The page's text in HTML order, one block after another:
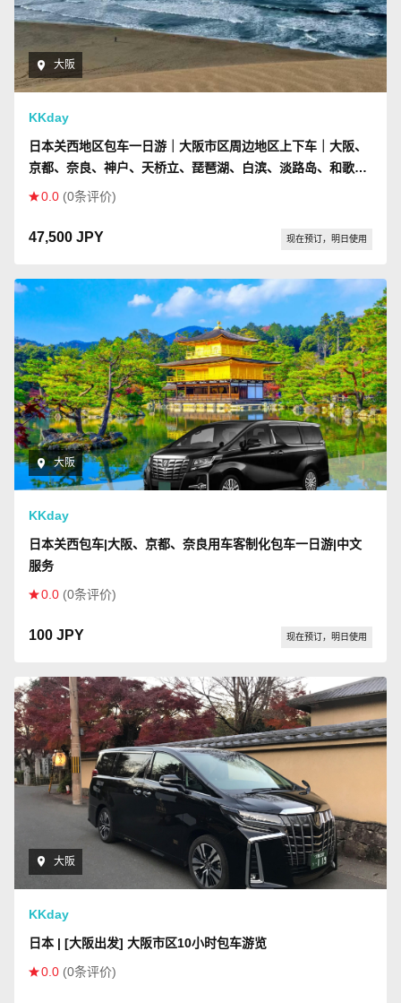
大阪
KKday
日本关西地区包车一日游｜大阪市区周边地区上下车｜大阪、
京都、奈良、神户、天桥立、琵琶湖、白滨、淡路岛、和歌
山，鸟取
0.0 (0条评价)
47,500 JPY 现在预订，明日使用
大阪
KKday
日本关西包车|大阪、京都、奈良用车客制化包车一日游|中文
服务
0.0 (0条评价)
100 JPY 现在预订，明日使用
大阪
KKday
日本 | [大阪出发] 大阪市区10小时包车游览
0.0 (0条评价)